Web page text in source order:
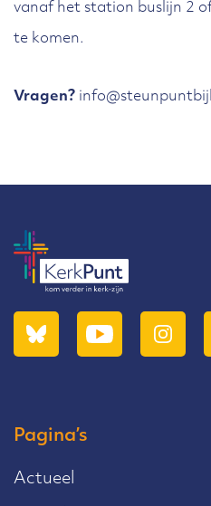
vanaf het station buslijn 2
te komen.
Vragen?
Pagina’s
Actueel